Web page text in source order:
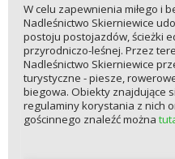
W celu zapewnienia miłego i
Nadleśnictwo Skierniewice
postoju postojazdów, ścieżki
przyrodniczo-leśnej. Przez
Nadleśnictwo Skierniewice
turystyczne - piesze,
biegowa. Obiekty znajdujące
regulaminy korystania z nich
gościnnego znaleźć można